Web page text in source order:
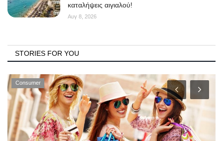
καταλήψεις αιγιαλού!
Αυγ 8, 2026
STORIES FOR YOU
Consumer